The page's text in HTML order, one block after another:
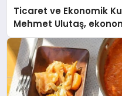
Ticaret ve Ekonomik
Mehmet Ulutaş,
açıklamada şunları